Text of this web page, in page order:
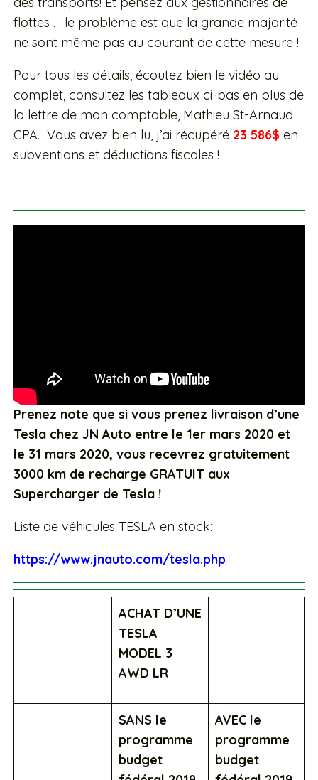
flottes … le problème est que la grande majorité
ne sont même pas au courant de cette mesure !
Pour tous les détails, écoutez bien le vidéo au
complet, consultez les tableaux ci-bas en plus de
la lettre de mon comptable, Mathieu St-Arnaud
CPA. Vous avez bien lu, j’ai récupéré 23 586$en
subventions et déductions fiscales !
Prenez note que si vous prenez livraison d’une
Tesla chez JN Auto entre le 1er mars 2020 et
le 31 mars 2020, vous recevrez gratuitement
3000 km de recharge GRATUIT aux
Supercharger de Tesla !
Liste de véhicules TESLA en stock:
https://www.jnauto.com/tesla.php
ACHAT D’UNE
TESLA
MODEL 3
AWD LR
SANS le
programme
budget
AVEC le
programme
budget